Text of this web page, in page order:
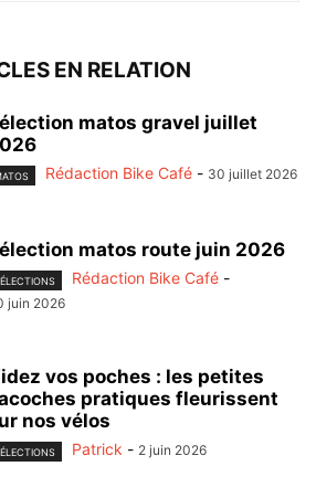
EN RELATION
matos gravel juillet
Rédaction Bike Café - 30 juillet 2026
matos route juin 2026
Rédaction Bike Café -
juin 2026
vos poches : les petites
pratiques fleurissent
nos vélos
Patrick - 2 juin 2026